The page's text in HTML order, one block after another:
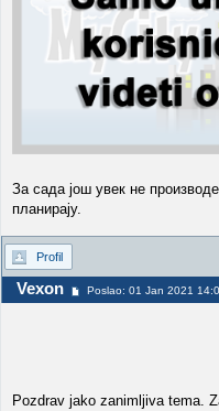
За сада још увек не
планирају.
Profil
Vexon Poslao: 01 Jan 2021
Pozdrav jako zanimljiva tema.